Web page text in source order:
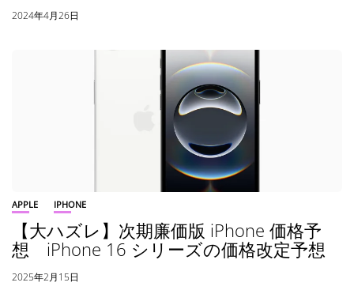
2024年4月26日
APPLE IPHONE
【大ハズレ】次期廉価版 iPhone 価格予
想 iPhone 16 シリーズの価格改定予想
2025年2月15日